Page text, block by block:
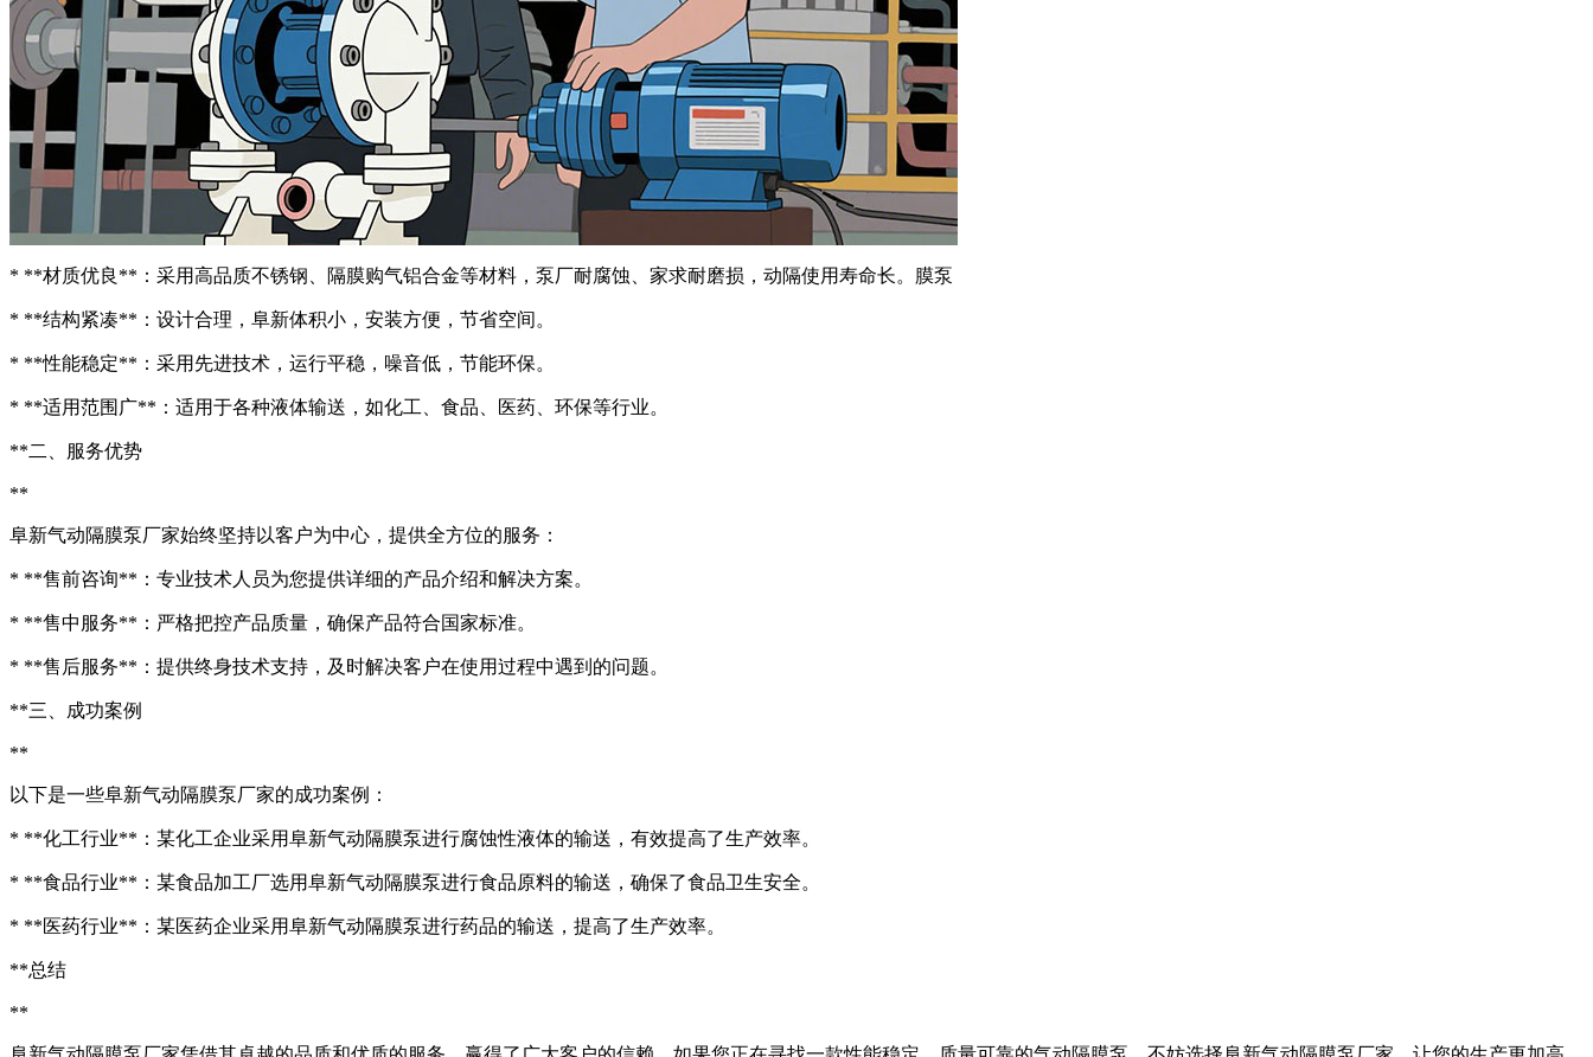
* **材质优良**：采用高品质不锈钢、隔膜购气铝合金等材料，泵厂耐腐蚀、家求耐磨损，动隔使用寿命长。膜泵
* **结构紧凑**：设计合理，阜新体积小，安装方便，节省空间。
* **性能稳定**：采用先进技术，运行平稳，噪音低，节能环保。
* **适用范围广**：适用于各种液体输送，如化工、食品、医药、环保等行业。
**二、服务优势
**
阜新气动隔膜泵厂家始终坚持以客户为中心，提供全方位的服务：
* **售前咨询**：专业技术人员为您提供详细的产品介绍和解决方案。
* **售中服务**：严格把控产品质量，确保产品符合国家标准。
* **售后服务**：提供终身技术支持，及时解决客户在使用过程中遇到的问题。
**三、成功案例
**
以下是一些阜新气动隔膜泵厂家的成功案例：
* **化工行业**：某化工企业采用阜新气动隔膜泵进行腐蚀性液体的输送，有效提高了生产效率。
* **食品行业**：某食品加工厂选用阜新气动隔膜泵进行食品原料的输送，确保了食品卫生安全。
* **医药行业**：某医药企业采用阜新气动隔膜泵进行药品的输送，提高了生产效率。
**总结
**